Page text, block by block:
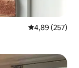
Gemiddelde
4,89 (257)